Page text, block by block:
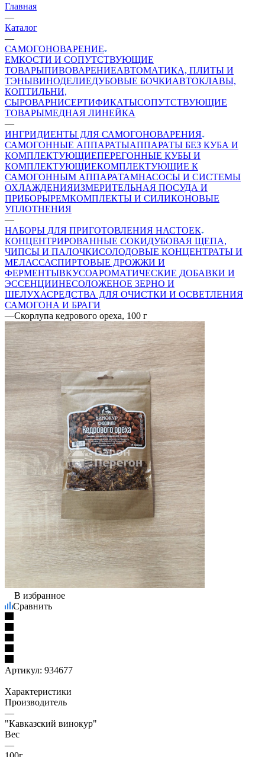
Главная
—
Каталог
—
САМОГОНОВАРЕНИЕ
ЕМКОСТИ И СОПУТСТВУЮЩИЕ
ТОВАРЫПИВОВАРЕНИЕАВТОМАТИКА, ПЛИТЫ И
ТЭНЫВИНОДЕЛИЕДУБОВЫЕ БОЧКИАВТОКЛАВЫ,
КОПТИЛЬНИ,
СЫРОВАРНИСЕРТИФИКАТЫСОПУТСТВУЮЩИЕ
ТОВАРЫМЕДНАЯ ЛИНЕЙКА
—
ИНГРИДИЕНТЫ ДЛЯ САМОГОНОВАРЕНИЯ
САМОГОННЫЕ АППАРАТЫАППАРАТЫ БЕЗ КУБА И
КОМПЛЕКТУЮЩИЕПЕРЕГОННЫЕ КУБЫ И
КОМПЛЕКТУЮЩИЕКОМПЛЕКТУЮЩИЕ К
САМОГОННЫМ АППАРАТАМНАСОСЫ И СИСТЕМЫ
ОХЛАЖДЕНИЯИЗМЕРИТЕЛЬНАЯ ПОСУДА И
ПРИБОРЫРЕМКОМПЛЕКТЫ И СИЛИКОНОВЫЕ
УПЛОТНЕНИЯ
—
НАБОРЫ ДЛЯ ПРИГОТОВЛЕНИЯ НАСТОЕК
КОНЦЕНТРИРОВАННЫЕ СОКИДУБОВАЯ ЩЕПА,
ЧИПСЫ И ПАЛОЧКИСОЛОДОВЫЕ КОНЦЕНТРАТЫ И
МЕЛАССАСПИРТОВЫЕ ДРОЖЖИ И
ФЕРМЕНТЫВКУСОАРОМАТИЧЕСКИЕ ДОБАВКИ И
ЭССЕНЦИИНЕСОЛОЖЕНОЕ ЗЕРНО И
ШЕЛУХАСРЕДСТВА ДЛЯ ОЧИСТКИ И ОСВЕТЛЕНИЯ
САМОГОНА И БРАГИ
—Скорлупа кедрового ореха, 100 г
В избранное
Сравнить
Артикул: 934677
Характеристики
Производитель
—
"Кавказский винокур"
Вес
—